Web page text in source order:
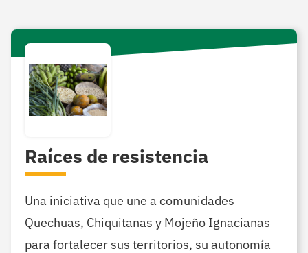
Raíces de resistencia
Una iniciativa que une a comunidades
Quechuas, Chiquitanas y Mojeño Ignacianas
para fortalecer sus territorios, su autonomía